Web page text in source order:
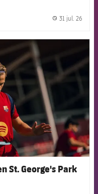
31 jul. 26
Barcelona badge
St. George's Park